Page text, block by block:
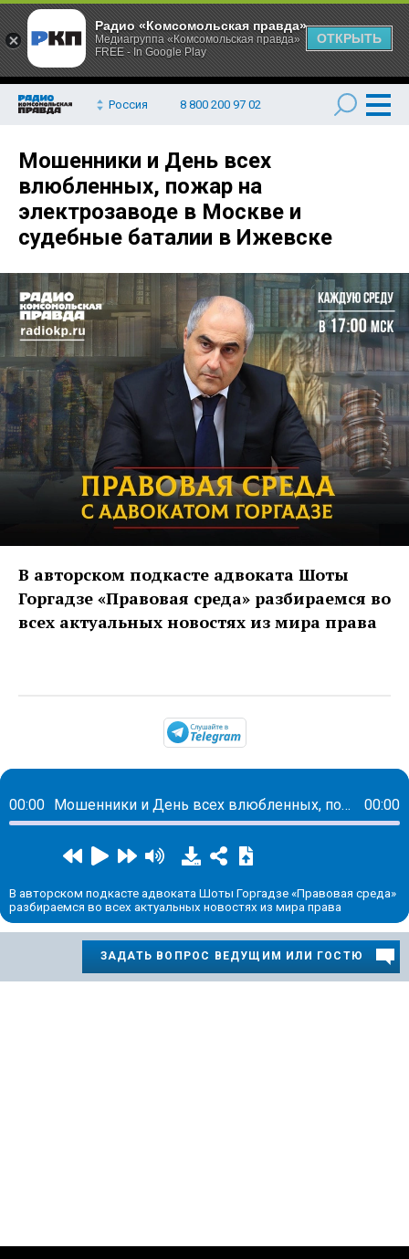
Россия 8 800 200 97 02
Мошенники и День всех
влюбленных, пожар на
электрозаводе в Москве и
судебные баталии в Ижевске
В авторском подкасте адвоката Шоты
Горгадзе «Правовая среда» разбираемся во
всех актуальных новостях из мира права
00:00 Мошенники и День всех влюбленных, пожар на электрозаводе в Москве и судебные баталии в Ижевске 00:00
В авторском подкасте адвоката Шоты Горгадзе «Правовая среда»
разбираемся во всех актуальных новостях из мира права
ЗАДАТЬ ВОПРОС ВЕДУЩИМ ИЛИ ГОСТЮ
Радио «Комсомольская правда»
Медиагруппа «Комсомольская правда»
FREE - In Google Play
ОТКРЫТЬ